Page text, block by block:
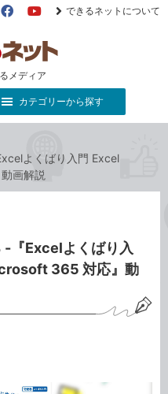
メディア
旧
FacebookYouTube
できるネットについて
カテゴリーから探す
よくばり入門 Excel
画解説
-『Excelよくばり入
365 対応』動